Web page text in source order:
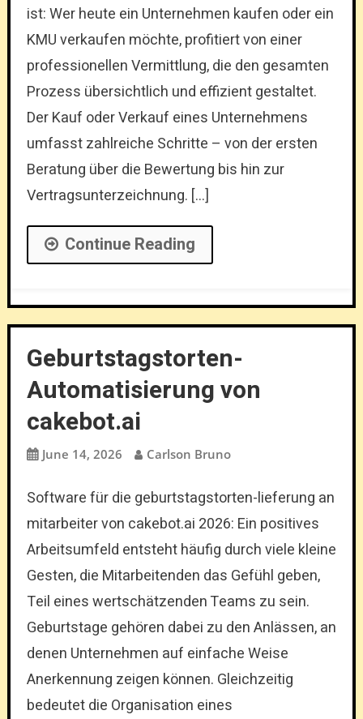
ist: Wer heute ein Unternehmen kaufen oder ein
KMU verkaufen möchte, profitiert von einer
professionellen Vermittlung, die den gesamten
Prozess übersichtlich und effizient gestaltet.
Der Kauf oder Verkauf eines Unternehmens
umfasst zahlreiche Schritte – von der ersten
Beratung über die Bewertung bis hin zur
Vertragsunterzeichnung. […]
Continue Reading
Geburtstagstorten-
Automatisierung von
cakebot.ai
June 14, 2026 Carlson Bruno
Software für die geburtstagstorten-lieferung an
mitarbeiter von cakebot.ai 2026: Ein positives
Arbeitsumfeld entsteht häufig durch viele kleine
Gesten, die Mitarbeitenden das Gefühl geben,
Teil eines wertschätzenden Teams zu sein.
Geburtstage gehören dabei zu den Anlässen, an
denen Unternehmen auf einfache Weise
Anerkennung zeigen können. Gleichzeitig
bedeutet die Organisation eines